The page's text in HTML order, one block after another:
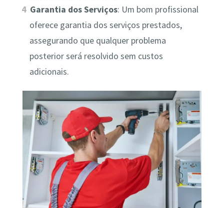
Garantia dos Serviços: Um bom profissional
oferece garantia dos serviços prestados,
assegurando que qualquer problema
posterior será resolvido sem custos
adicionais.